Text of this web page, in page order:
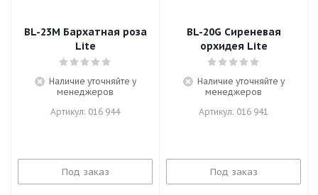
BL-23M Бархатная роза
Lite
Наличие уточняйте у
менеджеров
Артикул: 016 944
Под заказ
BL-20G Сиреневая
орхидея Lite
Наличие уточняйте у
менеджеров
Артикул: 016 941
Под заказ